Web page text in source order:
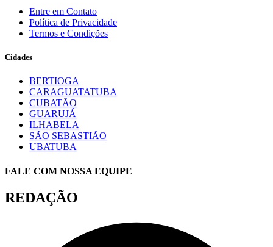
Entre em Contato
Política de Privacidade
Termos e Condições
Cidades
BERTIOGA
CARAGUATATUBA
CUBATÃO
GUARUJÁ
ILHABELA
SÃO SEBASTIÃO
UBATUBA
FALE COM NOSSA EQUIPE
REDAÇÃO